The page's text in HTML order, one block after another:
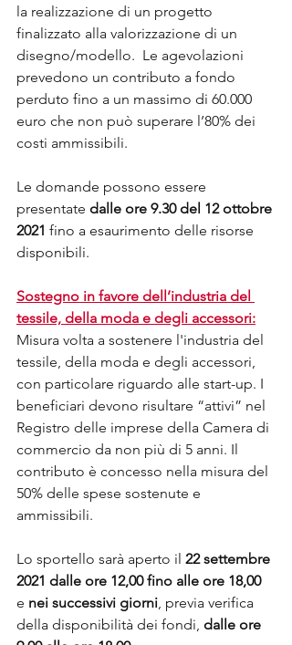
la realizzazione di un progetto
finalizzato alla valorizzazione di un
disegno/modello.  Le agevolazioni
prevedono un contributo a fondo
perduto fino a un massimo di 60.000
euro che non può superare l’80% dei
costi ammissibili.
Le domande possono essere
presentate dalle ore 9.30 del 12 ottobre
2021 fino a esaurimento delle risorse
disponibili.
Sostegno in favore dell’industria del
tessile, della moda e degli accessori:
Misura volta a sostenere l'industria del
tessile, della moda e degli accessori,
con particolare riguardo alle start-up. I
beneficiari devono risultare “attivi” nel
Registro delle imprese della Camera di
commercio da non più di 5 anni. Il
contributo è concesso nella misura del
50% delle spese sostenute e
ammissibili.
Lo sportello sarà aperto il 22 settembre
2021 dalle ore 12,00 fino alle ore 18,00
e nei successivi giorni, previa verifica
della disponibilità dei fondi, dalle ore